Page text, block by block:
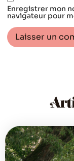
Enregistrer mon
navigateur pour